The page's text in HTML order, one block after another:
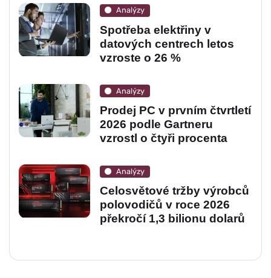
Analýzy
Spotřeba elektřiny v
datových centrech letos
vzroste o 26 %
Analýzy
Prodej PC v prvním čtvrtletí
2026 podle Gartneru
vzrostl o čtyři procenta
Analýzy
Celosvětové tržby výrobců
polovodičů v roce 2026
překročí 1,3 bilionu dolarů